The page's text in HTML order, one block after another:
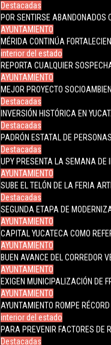
Destacadas
POR SENTIRSE ABANDONADOS
AYUNTAMIENTO
MÉRIDA CONTINÚA
interior del estado
REPORTA CUALQUIER
AYUNTAMIENTO
MEJOR PROYECTO
Destacadas
INVERSIÓN HISTÓRICA EN
Destacadas
PADRÓN ESTATAL DE
Destacadas
UPY PRESENTA LA SEMANA DE
AYUNTAMIENTO
SUBE EL TELÓN DE LA FERIA
Destacadas
SEGUNDA ETAPA DE
AYUNTAMIENTO
CAPITAL YUCATECA COMO
AYUNTAMIENTO
BUEN AVANCE DEL CORREDOR
AYUNTAMIENTO
EXIGEN MUNICIPALIZACIÓN DE
AYUNTAMIENTO
AYUNTAMIENTO ROMPE
interior del estado
PARA PREVENIR FACTORES DE
Destacadas